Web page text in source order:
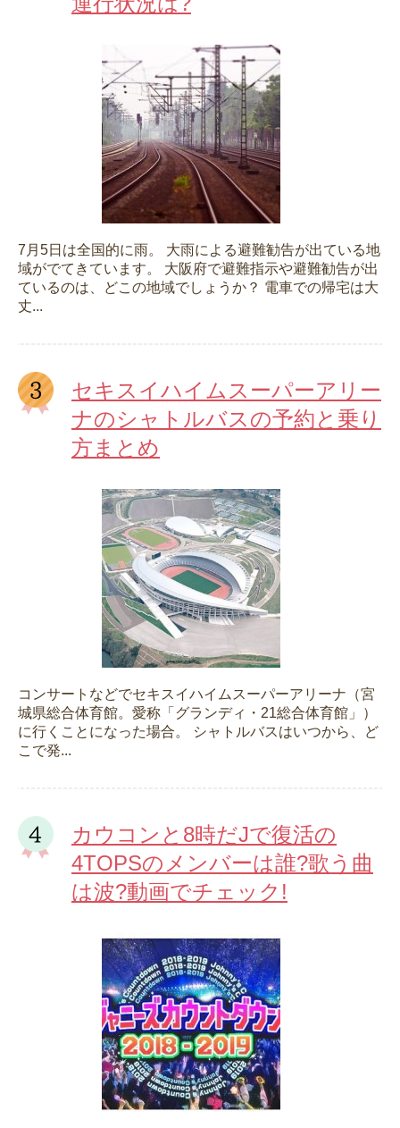
7月5日は全国的に雨。 大雨による避難勧告が出ている地
域がでてきています。 大阪府で避難指示や避難勧告が出
ているのは、どこの地域でしょうか？ 電車での帰宅は大
丈...
セキスイハイムスーパーアリー
ナのシャトルバスの予約と乗り
方まとめ
コンサートなどでセキスイハイムスーパーアリーナ（宮
城県総合体育館。愛称「グランディ・21総合体育館」）
に行くことになった場合。 シャトルバスはいつから、ど
こで発...
カウコンと8時だJで復活の
4TOPSのメンバーは誰?歌う曲
は波?動画でチェック!